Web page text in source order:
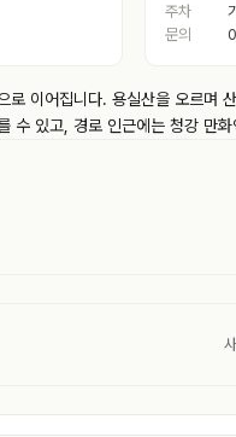
주차
문의
이어집니다. 용실산을 오르며
수 있고, 경로 인근에는 청강 만